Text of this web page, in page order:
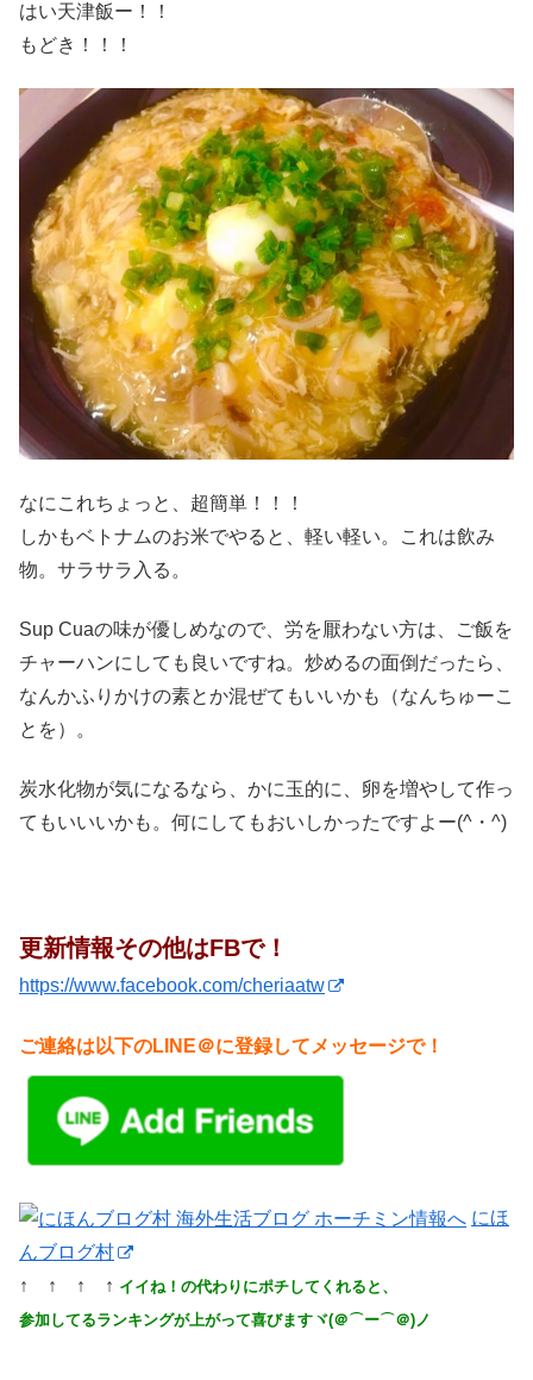
はい天津飯ー！！
もどき！！！
なにこれちょっと、超簡単！！！
しかもベトナムのお米でやると、軽い軽い。これは飲み
物。サラサラ入る。
Sup Cuaの味が優しめなので、労を厭わない方は、ご飯を
チャーハンにしても良いですね。炒めるの面倒だったら、
なんかふりかけの素とか混ぜてもいいかも（なんちゅーこ
とを）。
炭水化物が気になるなら、かに玉的に、卵を増やして作っ
てもいいいかも。何にしてもおいしかったですよー(^・^)
更新情報その他はFBで！
https://www.facebook.com/cheriaatw
ご連絡は以下のLINE＠に登録してメッセージで！
にほ
んブログ村
↑ ↑ ↑ ↑ イイね！の代わりにポチしてくれると、
参加してるランキングが上がって喜びますヾ(＠⌒ー⌒＠)ノ